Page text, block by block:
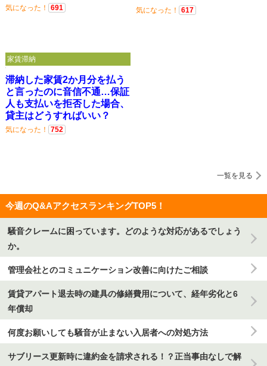
気になった！ 691 気になった！ 617
滞納した家賃2か月分を払う
と言ったのに音信不通…保証
人も支払いを拒否した場合、
貸主はどうすればいい？
気になった！ 752
家賃滞納
一覧を見る
今週のQ&AアクセスランキングTOP5！
騒音クレームに困っています。どのような対応があるでしょう
か。
管理会社とのコミュニケーション改善に向けたご相談
賃貸アパート退去時の建具の修繕費用について、経年劣化と6
年償却
何度お願いしても騒音が止まない入居者への対処方法
サブリース更新時に違約金を請求される！？正当事由なしで解